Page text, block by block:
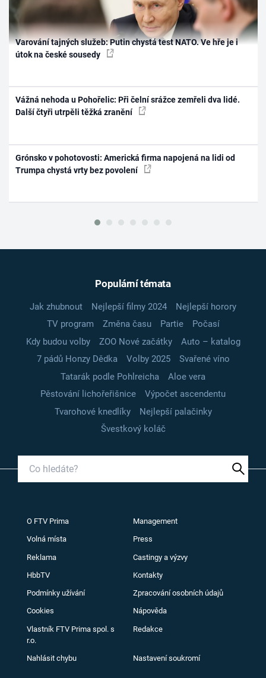
Varování tajných služeb: Putin chystá test NATO. Ve hře je i
útok na české sousedy
Vážná nehoda u Pohořelic: Při čelní srážce zemřeli dva lidé.
Další čtyři utrpěli těžká zranění
Grónsko v pohotovosti: Americká firma napojená na lidi od
Trumpa chystá vrty bez povolení
Populární témata
Jak zhubnout Nejlepší filmy 2024
Nejlepší horory
TV program
Změna času Partie
Počasí
Kdy budou volby
ZOO Nové začátky
Auto – katalog
7 pádů Honzy Dědka
Volby 2025
Svařené víno
Tatarák podle Pohlreicha
Aloe vera
Pěstování lichořeřišnice
Výpočet ascendentu
Tvarohové knedlíky
Nejlepší palačinky
Švestkový koláč
O FTV Prima Management
Volná místa Press
Reklama Castingy a výzvy
HbbTV Kontakty
Podmínky užívání Zpracování osobních údajů
Cookies Nápověda
Vlastník FTV Prima spol. s
r.o.
Redakce
Nahlásit chybu Nastavení soukromí